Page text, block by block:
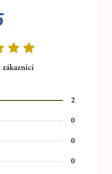
. Dokáže totiž aktivovať
v čistej oblasti chránenej
používame iba veľmi
dodávateľov.
či obilia. Alkoholu sa
zákazníci
2
0
0
0